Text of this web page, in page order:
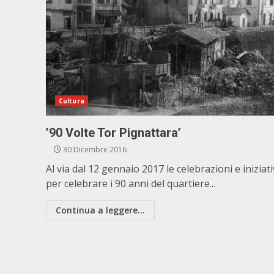
Cultura
’90 Volte Tor Pignattara’
30 Dicembre 2016
Al via dal 12 gennaio 2017 le celebrazioni e
per celebrare i 90 anni del quartiere...
Continua a leggere...